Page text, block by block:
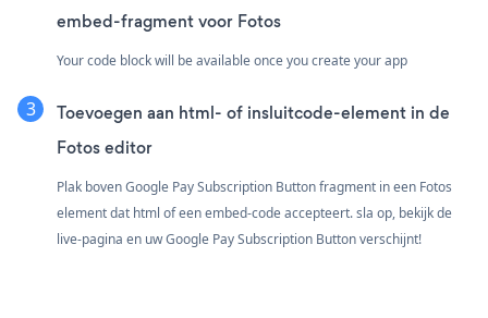
embed-fragment voor Fotos
Your code block will be available once you create your app
Toevoegen aan html- of insluitcode-element in de
Fotos editor
Plak boven Google Pay Subscription Button fragment in een Fotos
element dat html of een embed-code accepteert. sla op, bekijk de
live-pagina en uw Google Pay Subscription Button verschijnt!